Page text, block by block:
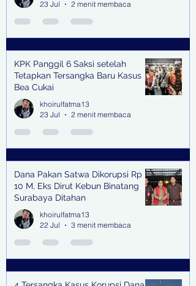
23 Jul
2 menit membaca
KPK Panggil 6 Saksi setelah
Tetapkan Tersangka Baru Kasus
Bea Cukai
khoirulfatma13
23 Jul
2 menit membaca
Dana Pakan Satwa Dikorupsi Rp
10 M, Eks Dirut Kebun Binatang
Surabaya Ditahan
khoirulfatma13
22 Jul
3 menit membaca